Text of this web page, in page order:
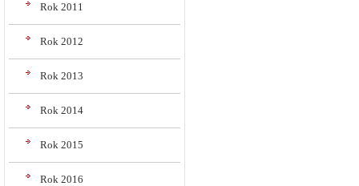
Rok 2011
Rok 2012
Rok 2013
Rok 2014
Rok 2015
Rok 2016